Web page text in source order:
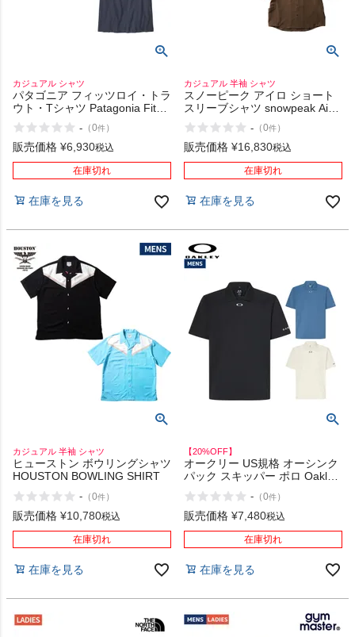
カジュアル シャツ
パタゴニア フィッツロイ・トラ
ウト・Tシャツ Patagonia Fitz
Roy Trout T-shirt
- （0件）
販売価格 ¥6,930税込
在庫切れ
在庫を見る
カジュアル 半袖 シャツ
スノーピーク アイロ ショート
スリーブシャツ snowpeak Airo
Short Sleeve Shirt
- （0件）
販売価格 ¥16,830税込
在庫切れ
在庫を見る
カジュアル 半袖 シャツ
ヒューストン ボウリングシャツ
HOUSTON BOWLING SHIRT
- （0件）
販売価格 ¥10,780税込
在庫切れ
在庫を見る
【20%OFF】
オークリー US規格 オーシンク
パック スキッパー ポロ Oakley
O-Sync Pack Skipper Polo
- （0件）
販売価格 ¥7,480税込
在庫切れ
在庫を見る